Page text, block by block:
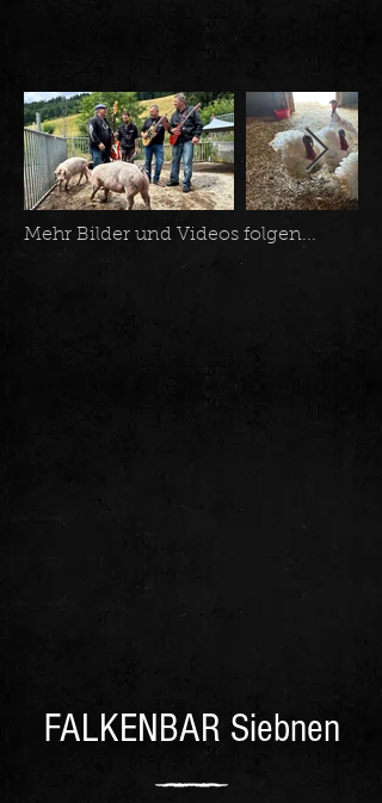
Mehr Bilder und Videos folgen...
FALKENBAR Siebnen